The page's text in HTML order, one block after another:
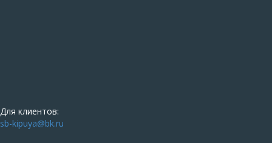
Для клиентов:
sb-kipuya@bk.ru